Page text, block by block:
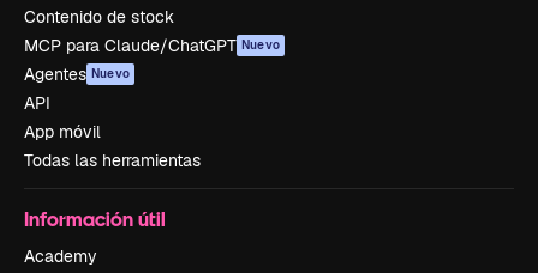
Contenido de stock
MCP para Claude/ChatGPT Nuevo
Agentes Nuevo
API
App móvil
Todas las herramientas
Información útil
Academy